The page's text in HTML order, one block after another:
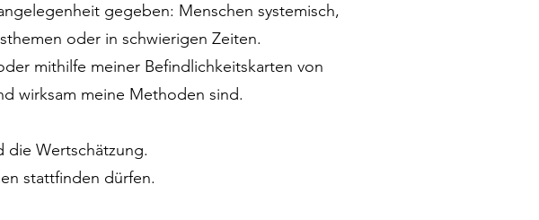
gegeben: Menschen systemisch,
oder in schwierigen Zeiten.
mithilfe meiner Befindlichkeitskarten von
wirksam meine Methoden sind.
die Wertschätzung.
stattfinden dürfen.